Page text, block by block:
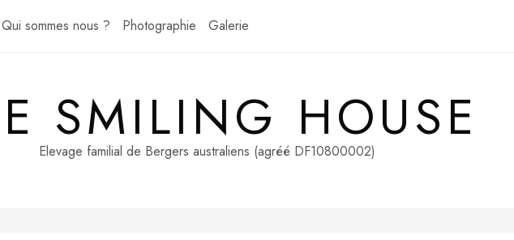
Qui sommes nous ? Photographie Galerie
SMILING HOUSE
Elevage familial de Bergers australiens (agréé DF10800002)